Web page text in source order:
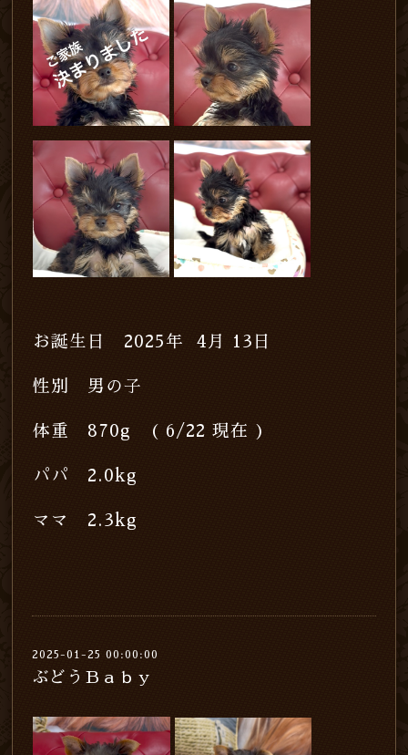
お誕生日 2025年 4月 13日
性別 男の子
体重 870g ( 6/22 現在 )
パパ 2.0kg
ママ 2.3kg
2025-01-25 00:00:00
ぶどうＢａｂｙ